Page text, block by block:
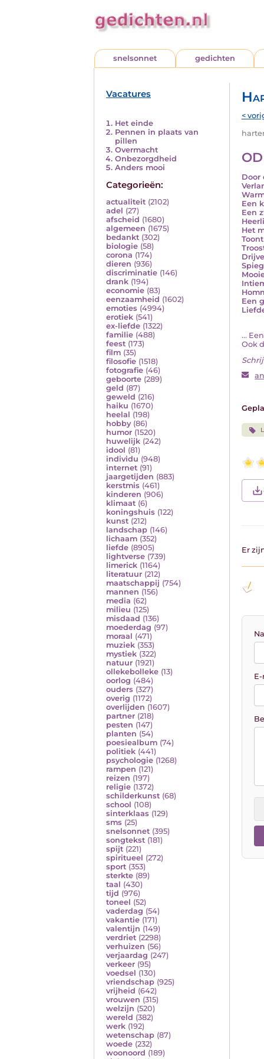
snelsonnet gedichten
Vacatures
Het einde
Pennen in plaats van
pillen
Overmacht
Onbezorgdheid
Anders mooi
Categorieën:
actualiteit (2102)
adel (27)
afscheid (1680)
algemeen (1675)
bedankt (302)
biologie (58)
corona (174)
dieren (936)
discriminatie (146)
drank (194)
economie (83)
eenzaamheid (1602)
emoties (4994)
erotiek (541)
ex-liefde (1322)
familie (488)
feest (173)
film (35)
filosofie (1518)
fotografie (46)
geboorte (289)
geld (87)
geweld (216)
haiku (1670)
heelal (198)
hobby (86)
humor (1520)
huwelijk (242)
idool (81)
individu (948)
internet (91)
jaargetijden (883)
kerstmis (461)
kinderen (906)
klimaat (6)
koningshuis (122)
kunst (212)
landschap (146)
lichaam (352)
liefde (8905)
lightverse (739)
limerick (1164)
literatuur (212)
maatschappij (754)
mannen (156)
media (62)
milieu (125)
misdaad (136)
moederdag (97)
moraal (471)
muziek (353)
mystiek (322)
natuur (1921)
ollekebolleke (13)
oorlog (484)
ouders (327)
overig (1172)
overlijden (1607)
partner (218)
pesten (147)
planten (54)
poesiealbum (74)
politiek (441)
psychologie (1268)
rampen (121)
reizen (197)
religie (1372)
schilderkunst (68)
school (108)
sinterklaas (129)
sms (25)
snelsonnet (395)
songtekst (181)
spijt (221)
spiritueel (272)
sport (353)
sterkte (89)
taal (430)
tijd (976)
toneel (52)
vaderdag (54)
vakantie (171)
valentijn (149)
verdriet (2298)
verhuizen (56)
verjaardag (247)
verkeer (95)
voedsel (130)
vriendschap (925)
vrijheid (642)
vrouwen (315)
welzijn (520)
wereld (382)
werk (192)
wetenschap (87)
woede (232)
woonoord (189)
<
Door
Een
Een
Het
Een
...
Ook
Er